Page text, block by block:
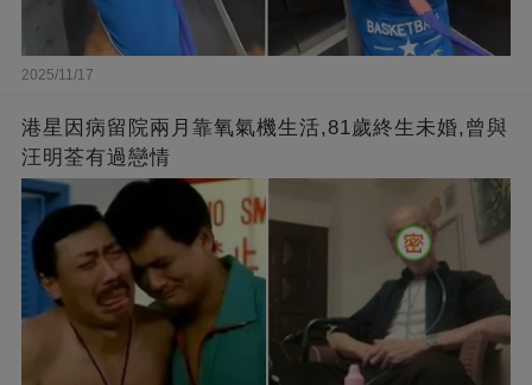
2025/11/17
港星因病留院兩月靠氧氣機生活,81歲終生未婚,曾與
汪明荃有過戀情